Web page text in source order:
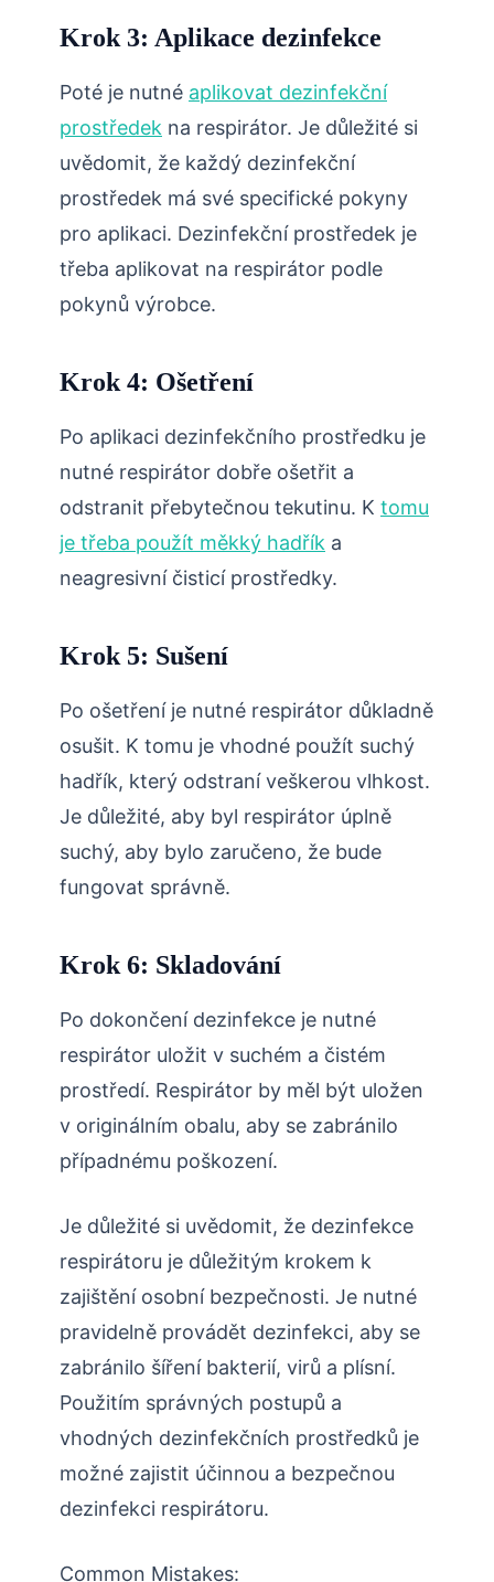
Krok 3: Aplikace dezinfekce
Poté je nutné aplikovat dezinfekční
prostředek na respirátor. Je důležité si
uvědomit, že každý dezinfekční
prostředek má své specifické pokyny
pro aplikaci. Dezinfekční prostředek je
třeba aplikovat na respirátor podle
pokynů výrobce.
Krok 4: Ošetření
Po aplikaci dezinfekčního prostředku je
nutné respirátor dobře ošetřit a
odstranit přebytečnou tekutinu. K tomu
je třeba použít měkký hadřík a
neagresivní čisticí prostředky.
Krok 5: Sušení
Po ošetření je nutné respirátor důkladně
osušit. K tomu je vhodné použít suchý
hadřík, který odstraní veškerou vlhkost.
Je důležité, aby byl respirátor úplně
suchý, aby bylo zaručeno, že bude
fungovat správně.
Krok 6: Skladování
Po dokončení dezinfekce je nutné
respirátor uložit v suchém a čistém
prostředí. Respirátor by měl být uložen
v originálním obalu, aby se zabránilo
případnému poškození.
Je důležité si uvědomit, že dezinfekce
respirátoru je důležitým krokem k
zajištění osobní bezpečnosti. Je nutné
pravidelně provádět dezinfekci, aby se
zabránilo šíření bakterií, virů a plísní.
Použitím správných postupů a
vhodných dezinfekčních prostředků je
možné zajistit účinnou a bezpečnou
dezinfekci respirátoru.
Common Mistakes: